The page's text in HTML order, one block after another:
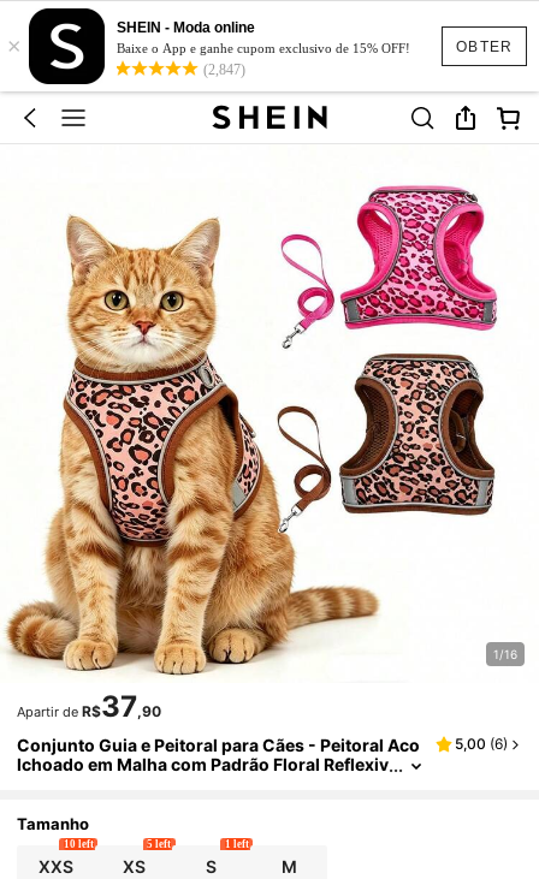
OBTER
×
SHEIN - Moda online
Baixe o App e ganhe cupom exclusivo de 15% OFF!
(2,847)
1/16
Apartir de R$37,90
Conjunto Guia e Peitoral para Cães - Peitoral Aco
lchoado em Malha com Padrão Floral Reflexiv
anhos Extra Pequeno, Pequeno, Médio e Grande
5,00 (6)
Tamanho
XXS
10 left
XS
5 left
S
1 left
M